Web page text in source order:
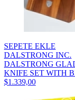
SEPETE EKLE
DALSTRONG INC.
DALSTRONG
KNIFE SET WITH
$1.339,00